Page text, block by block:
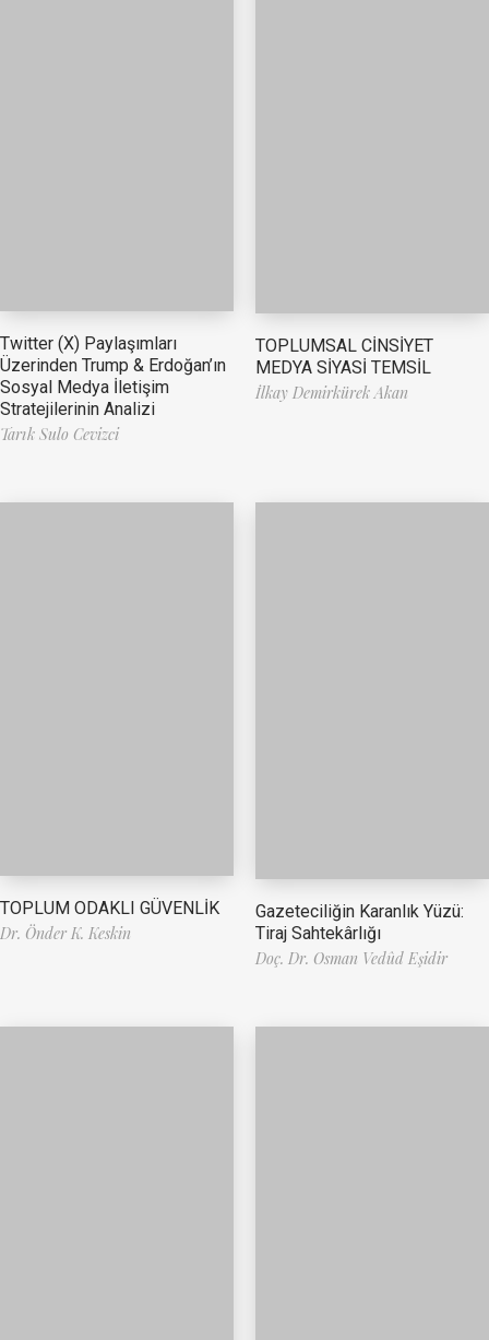
Twitter (X) Paylaşımları
Üzerinden Trump & Erdoğan’ın
Sosyal Medya İletişim
Stratejilerinin Analizi
Tarık Sulo Cevizci
TOPLUMSAL CİNSİYET
MEDYA SİYASİ TEMSİL
İlkay Demirkürek Akan
TOPLUM ODAKLI GÜVENLİK
Dr. Önder K. Keskin
Gazeteciliğin Karanlık Yüzü:
Tiraj Sahtekârlığı
Doç. Dr. Osman Vedûd Eşidir